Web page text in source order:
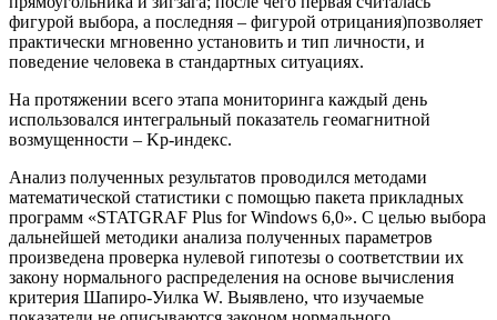
фигурой выбора, а последняя – фигурой отрицания)позволяет
практически мгновенно установить и тип личности, и
поведение человека в стандартных ситуациях.
На протяжении всего этапа мониторинга каждый день
использовался интегральный показатель геомагнитной
возмущенности – Kp-индекс.
Анализ полученных результатов проводился методами
математической статистики с помощью пакета прикладных
программ «STATGRAF Plus for Windows 6,0». С целью выбора
дальнейшей методики анализа полученных параметров
произведена проверка нулевой гипотезы о соответствии их
закону нормального распределения на основе вычисления
критерия Шапиро-Уилка W. Выявлено, что изучаемые